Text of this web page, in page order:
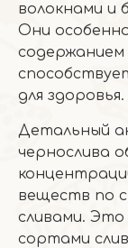
волокнами и
Они
для здоровья.
Детальный
чернослива
веществ по
сливами. Это
сортами